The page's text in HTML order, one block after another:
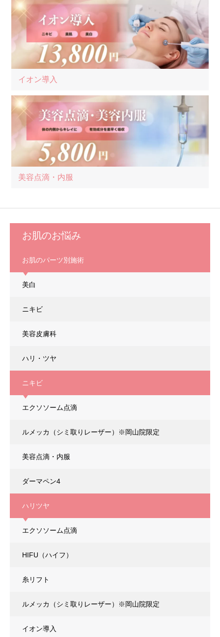
イオン導入
美容点滴・内服
お肌のお悩み
お肌のパーツ別施術
美白
ニキビ
美容皮膚科
ハリ・ツヤ
ニキビ
エクソソーム点滴
エクソソーム × ダーマペン4
ルメッカ（シミ取りレーザー） ※岡山院限定
美容点滴・内服
ダーマペン4
ハリツヤ
エクソソーム点滴
エクソソーム × ダーマペン4
HIFU（ハイフ）
糸リフト
ルメッカ（シミ取りレーザー） ※岡山院限定
イオン導入